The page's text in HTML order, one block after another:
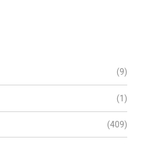
(9)
(1)
(409)